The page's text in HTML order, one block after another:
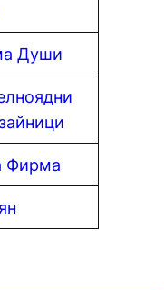
Души
Фирма